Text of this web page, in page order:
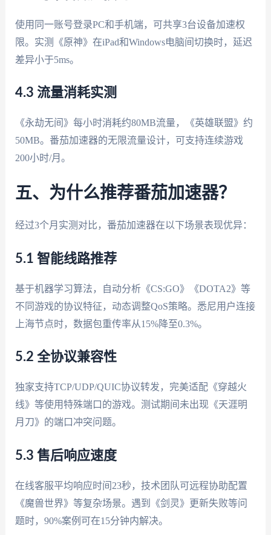
使用同一账号登录PC和手机端，可共享3台设备加速权
限。实测《原神》在iPad和Windows电脑间切换时，延迟
差异小于5ms。
4.3 流量消耗实测
《永劫无间》每小时消耗约80MB流量，《英雄联盟》约
50MB。番茄加速器的无限流量设计，可支持连续游戏
200小时/月。
五、为什么推荐番茄加速器？
经过3个月实测对比，番茄加速器在以下场景表现优异：
5.1 智能线路推荐
基于机器学习算法，自动分析《CS:GO》《DOTA2》等
不同游戏的协议特征，动态调整QoS策略。悉尼用户连接
上海节点时，数据包重传率从15%降至0.3%。
5.2 全协议兼容性
独家支持TCP/UDP/QUIC协议转发，完美适配《穿越火
线》等使用特殊端口的游戏。测试期间未出现《天涯明
月刀》的端口冲突问题。
5.3 售后响应速度
在线客服平均响应时间23秒，技术团队可远程协助配置
《魔兽世界》等复杂场景。遇到《剑灵》更新失败等问
题时，90%案例可在15分钟内解决。